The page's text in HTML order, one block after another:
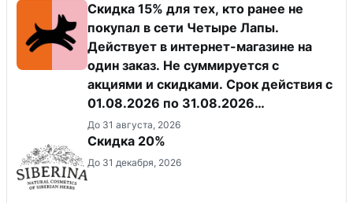
Скидка 15% для тех, кто ранее не
покупал в сети Четыре Лапы.
Действует в интернет-магазине на
один заказ. Не суммируется с
акциями и скидками. Срок действия с
01.08.2026 по 31.08.2026
(включительно).
До 31 августа, 2026
Скидка 20%
До 31 декабря, 2026